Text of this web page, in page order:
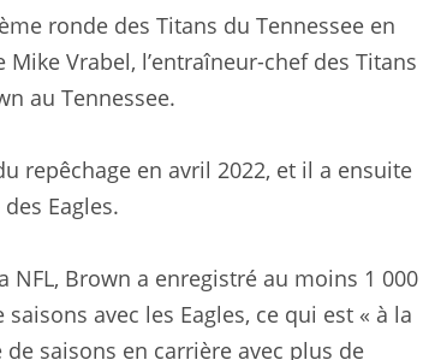
ronde des Titans du Tennessee en
Vrabel, l’entraîneur-chef des Titans
au Tennessee.
repêchage en avril 2022, et il a ensuite
Eagles.
NFL, Brown a enregistré au moins 1 000
avec les Eagles, ce qui est « à la
saisons en carrière avec plus de